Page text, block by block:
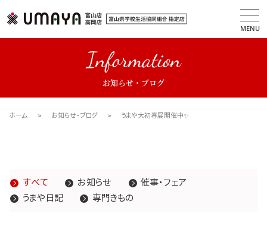
MENU
Information
お知らせ・ブログ
ホーム お知らせ・ブログ うまや大初春展開催中✨
すべて お知らせ
催事・フェア
うまや日記
専門きもの